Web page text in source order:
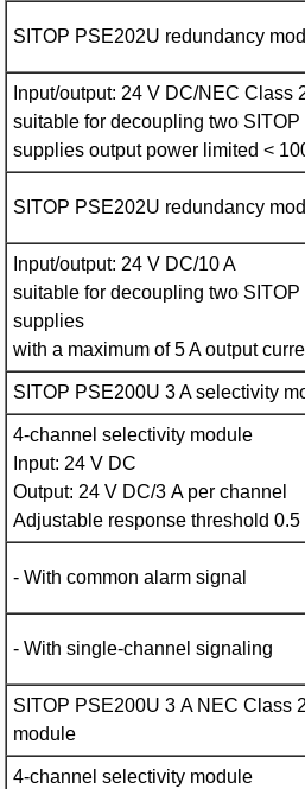
SITOP PSE202U redundancy
Input/output: 24 V DC/NEC Class
suitable for decoupling two SITOP
supplies output power limited <
SITOP PSE202U redundancy
Input/output: 24 V DC/10 A
suitable for decoupling two SITOP
supplies
with a maximum of 5 A output
SITOP PSE200U 3 A selectivity
4-channel selectivity module
Input: 24 V DC
Output: 24 V DC/3 A per channel
Adjustable response threshold
- With common alarm signal
- With single-channel signaling
SITOP PSE200U 3 A NEC Class
module
4-channel selectivity module